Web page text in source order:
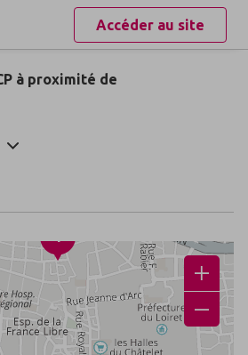
Accéder au site
à proximité de